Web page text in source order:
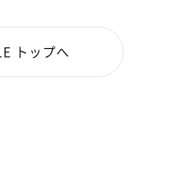
トップへ